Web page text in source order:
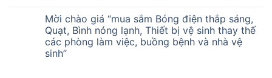
Mời chào giá “mua sắm Bóng điện thắp sáng,
Quạt, Bình nóng lạnh, Thiết bị vệ sinh thay thế
các phòng làm việc, buồng bệnh và nhà vệ
sinh”